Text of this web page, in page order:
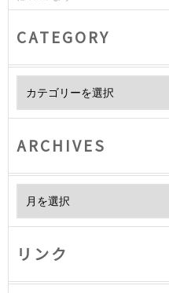
CATEGORY
ARCHIVES
リンク